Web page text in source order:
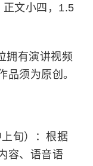
文小四，1.5
拥有演讲视频
品须为原创。
旬）：根据
容、语音语